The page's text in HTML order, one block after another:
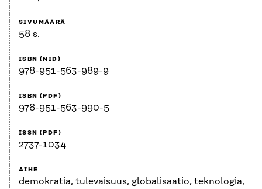
SIVUMÄÄRÄ
58 s.
ISBN (NID)
978-951-563-989-9
ISBN (PDF)
978-951-563-990-5
ISSN (PDF)
2737-1034
AIHE
demokratia, tulevaisuus, globalisaatio, teknologia,